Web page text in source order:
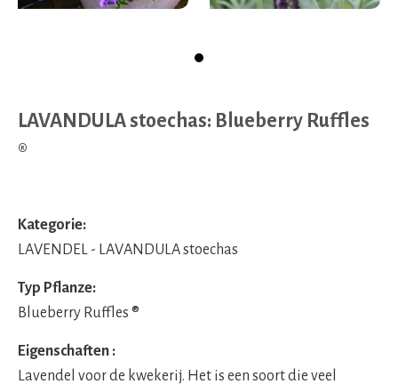
LAVANDULA stoechas: Blueberry Ruffles
®
Kategorie:
LAVENDEL - LAVANDULA stoechas
Typ Pflanze:
Blueberry Ruffles ®
Eigenschaften :
Lavendel voor de kwekerij. Het is een soort die veel